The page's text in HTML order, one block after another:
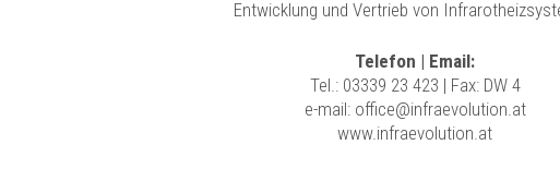
Entwicklung und Vertrieb von
Telefon | Email:
Tel.: 03339 23 423 | Fax: DW 4
e-mail: office@infraevolution.at
www.infraevolution.at